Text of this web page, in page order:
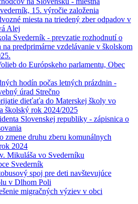
15. výročie založenia
miesta na triedený zber odpadov v
Alej
Svederník - prevzatie rozhodnutí o
predprimárne vzdelávanie v školskom
do Európskeho parlamentu, Obec
hodín počas letných prázdnin -
úrad Strečno
dieťaťa do Materskej školy vo
školský rok 2024/2025
Slovenskej republiky - zápisnica o
zmene druhu zberu komunálnych
2024
Mikuláša vo Svederníku
Svederník
spoj pre deti navštevujúce
v Dlhom Poli
migračných výziev v obci